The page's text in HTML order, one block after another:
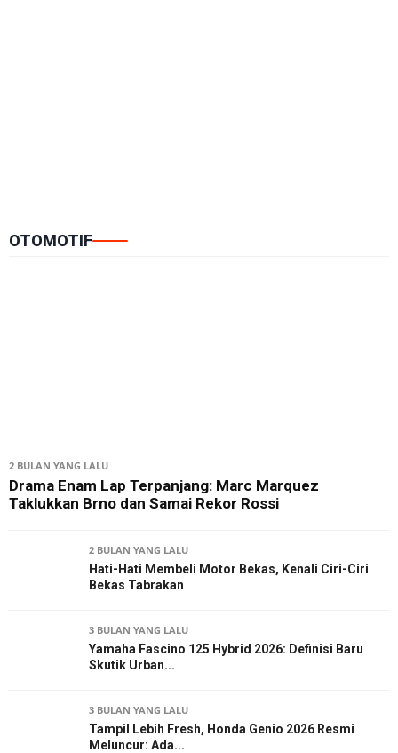
OTOMOTIF
2 BULAN YANG LALU
Drama Enam Lap Terpanjang: Marc Marquez
Taklukkan Brno dan Samai Rekor Rossi
2 BULAN YANG LALU
Hati-Hati Membeli Motor Bekas, Kenali Ciri-Ciri
Bekas Tabrakan
3 BULAN YANG LALU
Yamaha Fascino 125 Hybrid 2026: Definisi Baru
Skutik Urban...
3 BULAN YANG LALU
Tampil Lebih Fresh, Honda Genio 2026 Resmi
Meluncur: Ada...